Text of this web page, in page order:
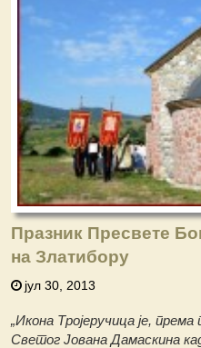
Празник Пресвете
на Златибору
јул 30, 2013
„Икона Тројеручица је,
Светог Јована Дамаскина